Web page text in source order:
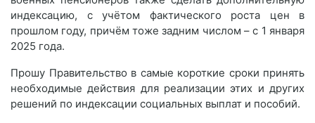
индексацию, с учётом фактического роста цен в
прошлом году, причём тоже задним числом – с 1 января
2025 года.
Прошу Правительство в самые короткие сроки принять
необходимые действия для реализации этих и других
решений по индексации социальных выплат и пособий.